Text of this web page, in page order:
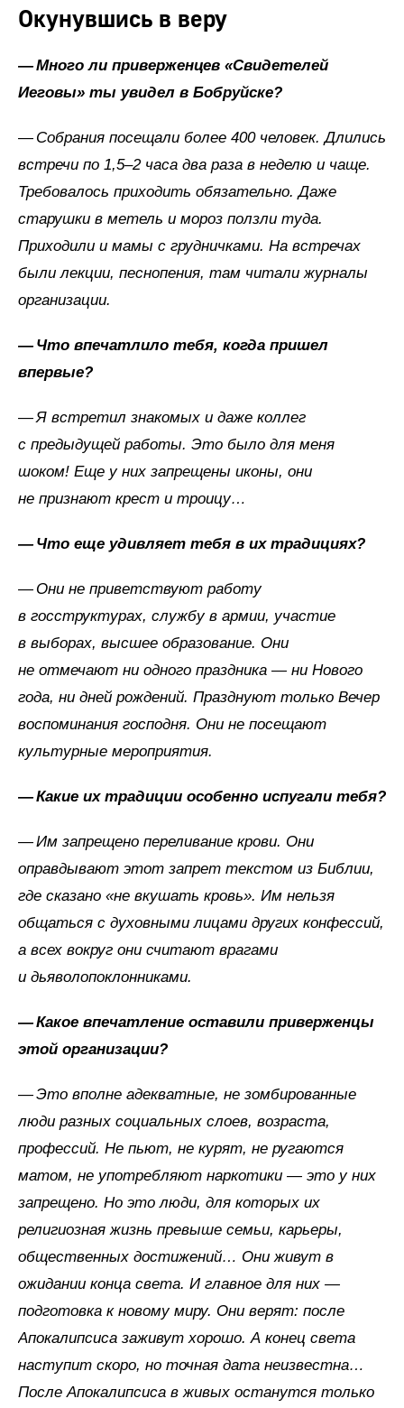
Окунувшись в веру
—Много ли приверженцев «Свидетелей
Иеговы» ты увидел в Бобруйске?
— Собрания посещали более 400 человек. Длились
встречи по 1,5–2 часа два раза в неделю и чаще.
Требовалось приходить обязательно. Даже
старушки в метель и мороз ползли туда.
Приходили и мамы с грудничками. На встречах
были лекции, песнопения, там читали журналы
организации.
— Что впечатлило тебя, когда пришел
впервые?
— Я встретил знакомых и даже коллег
с предыдущей работы. Это было для меня
шоком! Еще у них запрещены иконы, они
не признают крест и троицу…
— Что еще удивляет тебя в их традициях?
— Они не приветствуют работу
в госструктурах, службу в армии, участие
в выборах, высшее образование. Они
не отмечают ни одного праздника — ни Нового
года, ни дней рождений. Празднуют только Вечер
воспоминания господня. Они не посещают
культурные мероприятия.
—Какие их традиции особенно испугали тебя?
— Им запрещено переливание крови. Они
оправдывают этот запрет текстом из Библии,
где сказано «не вкушать кровь». Им нельзя
общаться с духовными лицами других конфессий,
а всех вокруг они считают врагами
и дьяволопоклонниками.
—Какое впечатление оставили приверженцы
этой организации?
— Это вполне адекватные, не зомбированные
люди разных социальных слоев, возраста,
профессий. Не пьют, не курят, не ругаются
матом, не употребляют наркотики — это у них
запрещено. Но это люди, для которых их
религиозная жизнь превыше семьи, карьеры,
общественных достижений… Они живут в
ожидании конца света. И главное для них —
подготовка к новому миру. Они верят: после
Апокалипсиса заживут хорошо. А конец света
наступит скоро, но точная дата неизвестна…
После Апокалипсиса в живых останутся только